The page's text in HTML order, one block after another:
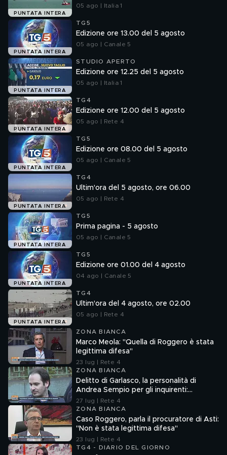
PUNTATA INTERA
05 ago | Italia 1
PUNTATA INTERA
TG5
Edizione ore 13.00 del 5 agosto
05 ago | Canale 5
PUNTATA INTERA
STUDIO APERTO
Edizione ore 12.25 del 5 agosto
05 ago | Italia 1
PUNTATA INTERA
TG4
Edizione ore 12.00 del 5 agosto
05 ago | Rete 4
PUNTATA INTERA
TG5
Edizione ore 08.00 del 5 agosto
05 ago | Canale 5
PUNTATA INTERA
TG4
Ultim'ora del 5 agosto, ore 06.00
05 ago | Rete 4
PUNTATA INTERA
TG5
Prima pagina - 5 agosto
05 ago | Canale 5
PUNTATA INTERA
TG5
Edizione ore 01.00 del 4 agosto
04 ago | Canale 5
PUNTATA INTERA
TG4
Ultim'ora del 4 agosto, ore 02.00
05 ago | Rete 4
ZONA BIANCA
Marco Meola: "Quella di Roggero è stata
legittima difesa"
23 lug | Rete 4
ZONA BIANCA
Delitto di Garlasco, la personalità di
Andrea Sempio per gli inquirenti:
"Ossessionato e bugiardo"
27 lug | Rete 4
ZONA BIANCA
Caso Roggero, parla il procuratore di Asti:
"Non è stata legittima difesa"
23 lug | Rete 4
TG4 - DIARIO DEL GIORNO